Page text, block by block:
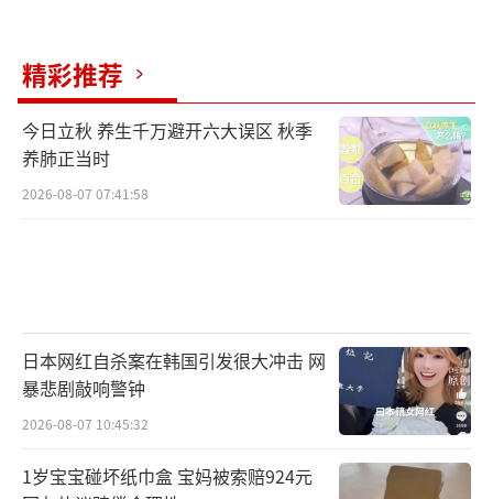
精彩推荐
今日立秋 养生千万避开六大误区 秋季
养肺正当时
2026-08-07 07:41:58
日本网红自杀案在韩国引发很大冲击 网
暴悲剧敲响警钟
2026-08-07 10:45:32
1岁宝宝碰坏纸巾盒 宝妈被索赔924元